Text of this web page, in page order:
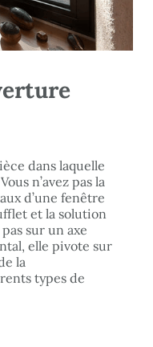
dans laquelle
n’avez pas la
d’une fenêtre
et la solution
sur un axe
elle pivote sur
la
types de